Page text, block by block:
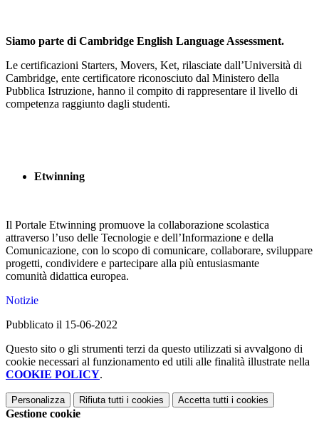
Siamo parte di Cambridge English Language Assessment.
Le certificazioni Starters, Movers, Ket, rilasciate dall’Università di
Cambridge, ente certificatore riconosciuto dal Ministero della
Pubblica Istruzione, hanno il compito di rappresentare il livello di
competenza raggiunto dagli studenti.
Etwinning
Il Portale Etwinning promuove la collaborazione scolastica
attraverso l’uso delle Tecnologie e dell’Informazione e della
Comunicazione, con lo scopo di comunicare, collaborare, sviluppare
progetti, condividere e partecipare alla più entusiasmante
comunità didattica europea.
Notizie
Pubblicato il 15-06-2022
Questo sito o gli strumenti terzi da questo utilizzati si avvalgono di
cookie necessari al funzionamento ed utili alle finalità illustrate nella
COOKIE POLICY.
Personalizza Rifiuta tutti i cookies Accetta tutti i cookies
Gestione cookie